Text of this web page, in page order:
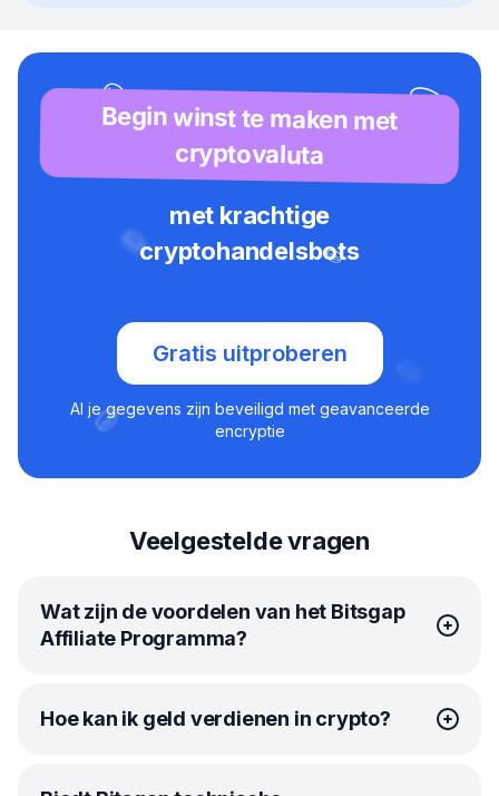
Begin winst te maken met
cryptovaluta
met krachtige
cryptohandelsbots
Gratis uitproberen
Al je gegevens zijn beveiligd met geavanceerde
encryptie
Veelgestelde vragen
Wat zijn de voordelen van het Bitsgap
Affiliate Programma?
Bitsgap’s affiliateprogramma
is je ticket naar extra winst
in crypto. Het is eenvoudig. Deel je unieke affiliate link
Hoe kan ik geld verdienen in crypto?
Iedereen kan geld verdienen met crypto met de juiste